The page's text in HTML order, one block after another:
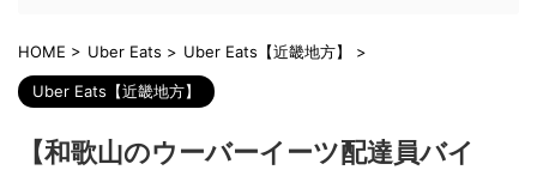
HOME > Uber Eats > Uber Eats【近畿地方】 >
Uber Eats【近畿地方】
【和歌山のウーバーイーツ配達員バイ